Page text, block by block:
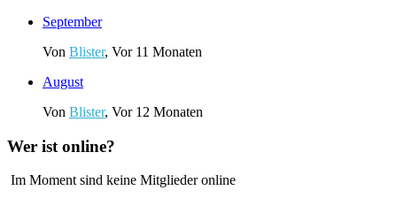
September
Von Blister, Vor 11 Monaten
August
Von Blister, Vor 12 Monaten
Wer ist online?
Im Moment sind keine Mitglieder online